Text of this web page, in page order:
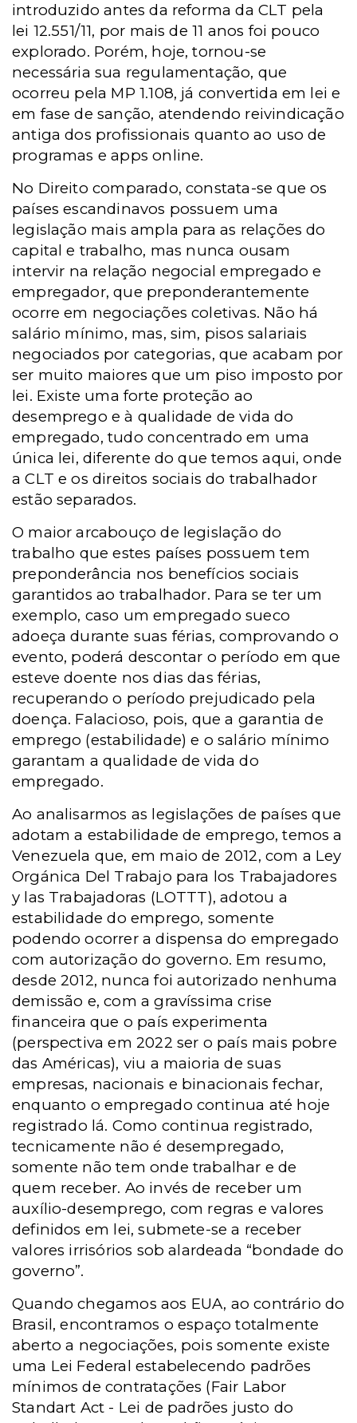
introduzido antes da reforma da CLT pela
lei 12.551/11, por mais de 11 anos foi pouco
explorado. Porém, hoje, tornou-se
necessária sua regulamentação, que
ocorreu pela MP 1.108, já convertida em lei e
em fase de sanção, atendendo reivindicação
antiga dos profissionais quanto ao uso de
programas e apps online.
No Direito comparado, constata-se que os
países escandinavos possuem uma
legislação mais ampla para as relações do
capital e trabalho, mas nunca ousam
intervir na relação negocial empregado e
empregador, que preponderantemente
ocorre em negociações coletivas. Não há
salário mínimo, mas, sim, pisos salariais
negociados por categorias, que acabam por
ser muito maiores que um piso imposto por
lei. Existe uma forte proteção ao
desemprego e à qualidade de vida do
empregado, tudo concentrado em uma
única lei, diferente do que temos aqui, onde
a CLT e os direitos sociais do trabalhador
estão separados.
O maior arcabouço de legislação do
trabalho que estes países possuem tem
preponderância nos benefícios sociais
garantidos ao trabalhador. Para se ter um
exemplo, caso um empregado sueco
adoeça durante suas férias, comprovando o
evento, poderá descontar o período em que
esteve doente nos dias das férias,
recuperando o período prejudicado pela
doença. Falacioso, pois, que a garantia de
emprego (estabilidade) e o salário mínimo
garantam a qualidade de vida do
empregado.
Ao analisarmos as legislações de países que
adotam a estabilidade de emprego, temos a
Venezuela que, em maio de 2012, com a Ley
Orgánica Del Trabajo para los Trabajadores
y las Trabajadoras (LOTTT), adotou a
estabilidade do emprego, somente
podendo ocorrer a dispensa do empregado
com autorização do governo. Em resumo,
desde 2012, nunca foi autorizado nenhuma
demissão e, com a gravíssima crise
financeira que o país experimenta
(perspectiva em 2022 ser o país mais pobre
das Américas), viu a maioria de suas
empresas, nacionais e binacionais fechar,
enquanto o empregado continua até hoje
registrado lá. Como continua registrado,
tecnicamente não é desempregado,
somente não tem onde trabalhar e de
quem receber. Ao invés de receber um
auxílio-desemprego, com regras e valores
definidos em lei, submete-se a receber
valores irrisórios sob alardeada “bondade do
governo”.
Quando chegamos aos EUA, ao contrário do
Brasil, encontramos o espaço totalmente
aberto a negociações, pois somente existe
uma Lei Federal estabelecendo padrões
mínimos de contratações (Fair Labor
Standart Act - Lei de padrões justo do